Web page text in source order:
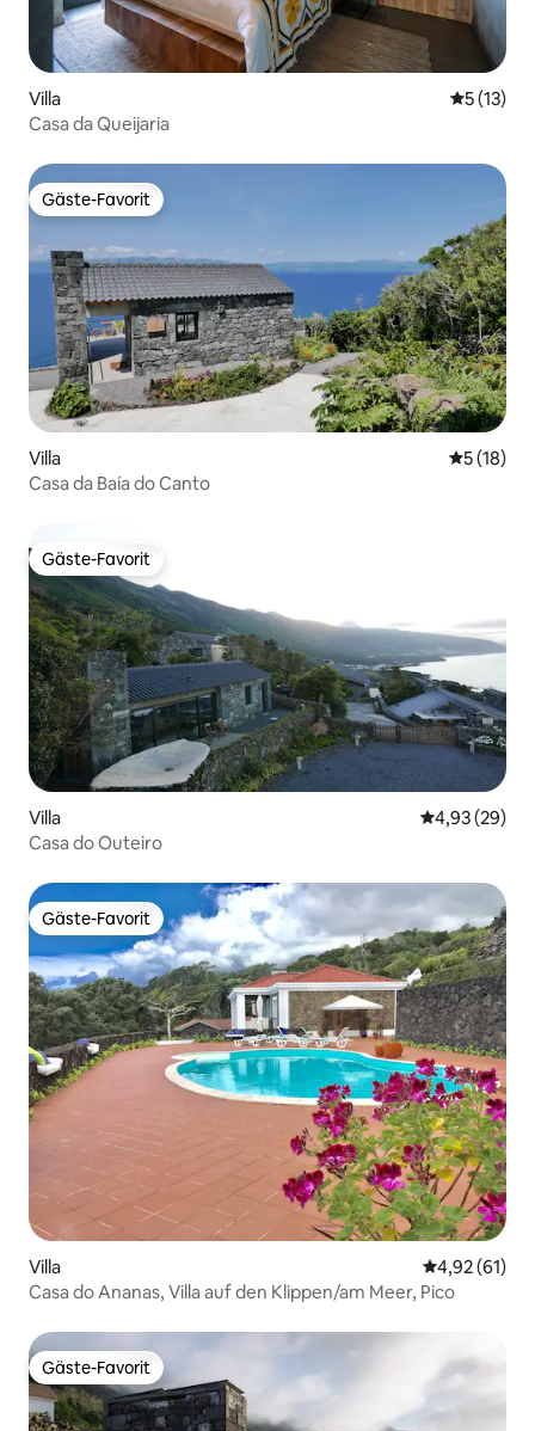
Villa
5 (13)
Casa da Queijaria
Gäste-Favorit
Gäste-Favorit
Villa
5 (18)
Casa da Baía do Canto
Gäste-Favorit
Gäste-Favorit
Villa
4,93 (29)
Casa do Outeiro
Gäste-Favorit
Gäste-Favorit
Villa
4,92 (61)
Casa do Ananas, Villa auf den Klippen/am Meer, Pico
Gäste-Favorit
Gäste-Favorit